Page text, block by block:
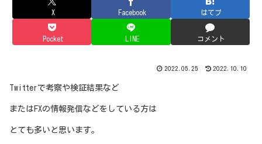
X Facebook はてブ
Pocket LINE コメント
2022.05.25 2022.10.10
Twitterで考察や検証結果など
またはFXの情報発信などをしている方は
とても多いと思います。